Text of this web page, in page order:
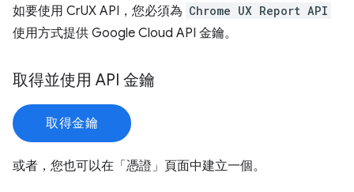
如要使用 CrUX API，您必須為 Chrome UX Report API
使用方式提供 Google Cloud API 金鑰。
取得並使用 API 金鑰
取得金鑰
或者，您也可以在「憑證」 頁面中建立一個。